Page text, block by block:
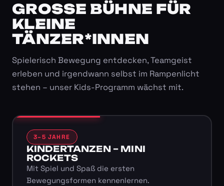
GROSSE BÜHNE FÜR K
LEINE T
ÄNZER*INNEN
Spielerisch Bewegung entdecken, Teamgeist
erleben und irgendwann selbst im Rampenlicht
stehen – unser Kids-Programm wächst mit.
3–5 JAHRE
KINDERTANZEN – MINI
ROCKETS
Mit Spiel und Spaß die ersten
Bewegungsformen kennenlernen.